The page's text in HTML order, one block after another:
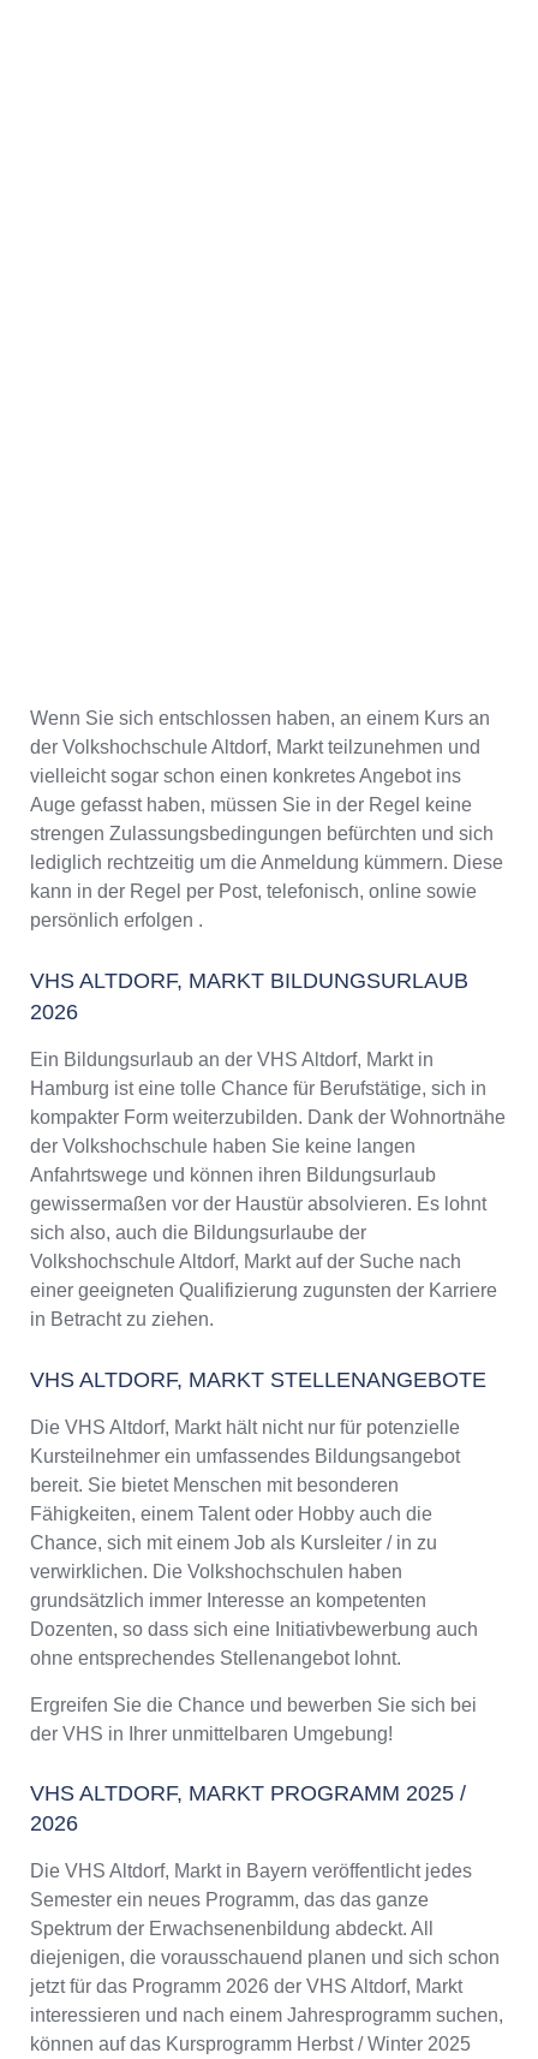
Wenn Sie sich entschlossen haben, an einem Kurs an
der Volkshochschule Altdorf, Markt teilzunehmen und
vielleicht sogar schon einen konkretes Angebot ins
Auge gefasst haben, müssen Sie in der Regel keine
strengen Zulassungsbedingungen befürchten und sich
lediglich rechtzeitig um die Anmeldung kümmern. Diese
kann in der Regel per Post, telefonisch, online sowie
persönlich erfolgen .
VHS ALTDORF, MARKT BILDUNGSURLAUB
2026
Ein Bildungsurlaub an der VHS Altdorf, Markt in
Hamburg ist eine tolle Chance für Berufstätige, sich in
kompakter Form weiterzubilden. Dank der Wohnortnähe
der Volkshochschule haben Sie keine langen
Anfahrtswege und können ihren Bildungsurlaub
gewissermaßen vor der Haustür absolvieren. Es lohnt
sich also, auch die Bildungsurlaube der
Volkshochschule Altdorf, Markt auf der Suche nach
einer geeigneten Qualifizierung zugunsten der Karriere
in Betracht zu ziehen.
VHS ALTDORF, MARKT STELLENANGEBOTE
Die VHS Altdorf, Markt hält nicht nur für potenzielle
Kursteilnehmer ein umfassendes Bildungsangebot
bereit. Sie bietet Menschen mit besonderen
Fähigkeiten, einem Talent oder Hobby auch die
Chance, sich mit einem Job als Kursleiter / in zu
verwirklichen. Die Volkshochschulen haben
grundsätzlich immer Interesse an kompetenten
Dozenten, so dass sich eine Initiativbewerbung auch
ohne entsprechendes Stellenangebot lohnt.
Ergreifen Sie die Chance und bewerben Sie sich bei
der VHS in Ihrer unmittelbaren Umgebung!
VHS ALTDORF, MARKT PROGRAMM 2025 /
2026
Die VHS Altdorf, Markt in Bayern veröffentlicht jedes
Semester ein neues Programm, das das ganze
Spektrum der Erwachsenenbildung abdeckt. All
diejenigen, die vorausschauend planen und sich schon
jetzt für das Programm 2026 der VHS Altdorf, Markt
interessieren und nach einem Jahresprogramm suchen,
können auf das Kursprogramm Herbst / Winter 2025